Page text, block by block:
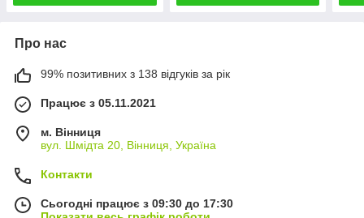
Про нас
99% позитивних з 138 відгуків за рік
Працює з 05.11.2021
м. Вінниця
вул. Шмідта 20, Вінниця, Україна
Контакти
Сьогодні працює з 09:30 до 17:30